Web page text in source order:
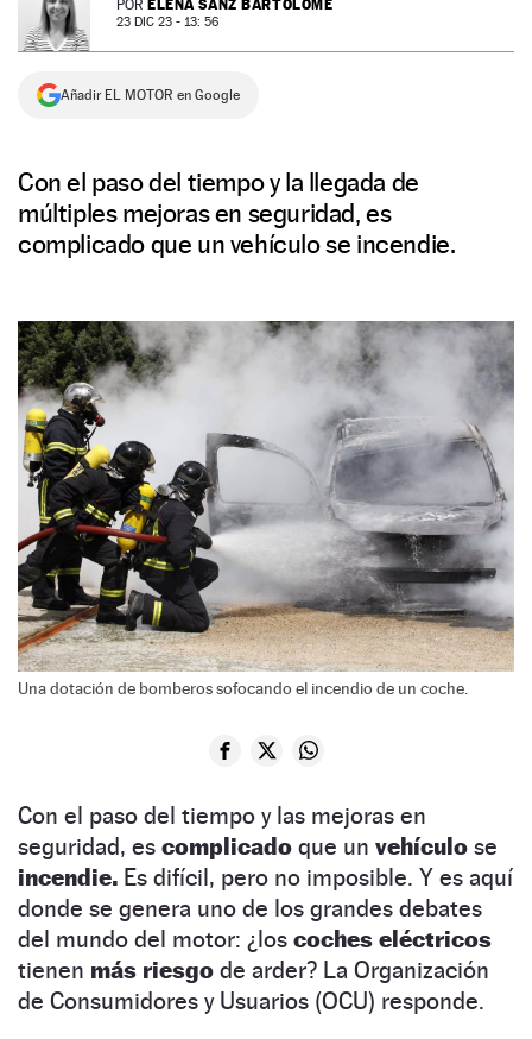
NEWSLETTER
SÍGUENOS
POR ELENA SANZ BARTOLOMÉ
23 DIC 23 - 13: 56
Añadir EL MOTOR en Google
Con el paso del tiempo y la llegada de
múltiples mejoras en seguridad, es
complicado que un vehículo se incendie.
Una dotación de bomberos sofocando el incendio de un coche.
Con el paso del tiempo y las mejoras en
seguridad, es complicado que un vehículo se
incendie. Es difícil, pero no imposible. Y es aquí
donde se genera uno de los grandes debates
del mundo del motor: ¿los coches eléctricos
tienen más riesgo de arder? La Organización
de Consumidores y Usuarios (OCU) responde.